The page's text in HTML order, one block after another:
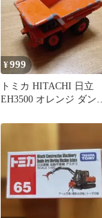
¥999
トミカ HITACHI 日立
EH3500 オレンジ ダンプ